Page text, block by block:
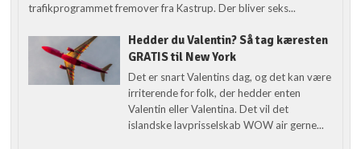
trafikprogrammet fremover fra Kastrup. Der bliver seks...
Hedder du Valentin? Så tag kæresten
GRATIS til New York
Det er snart Valentins dag, og det kan være
irriterende for folk, der hedder enten
Valentin eller Valentina. Det vil det
islandske lavprisselskab WOW air gerne...